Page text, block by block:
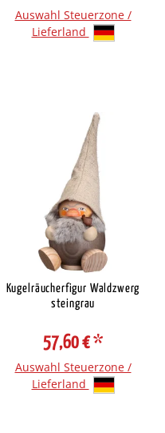
Auswahl Steuerzone /
Lieferland
Kugelräucherfigur Waldzwerg
steingrau
57,60 €*
Auswahl Steuerzone /
Lieferland